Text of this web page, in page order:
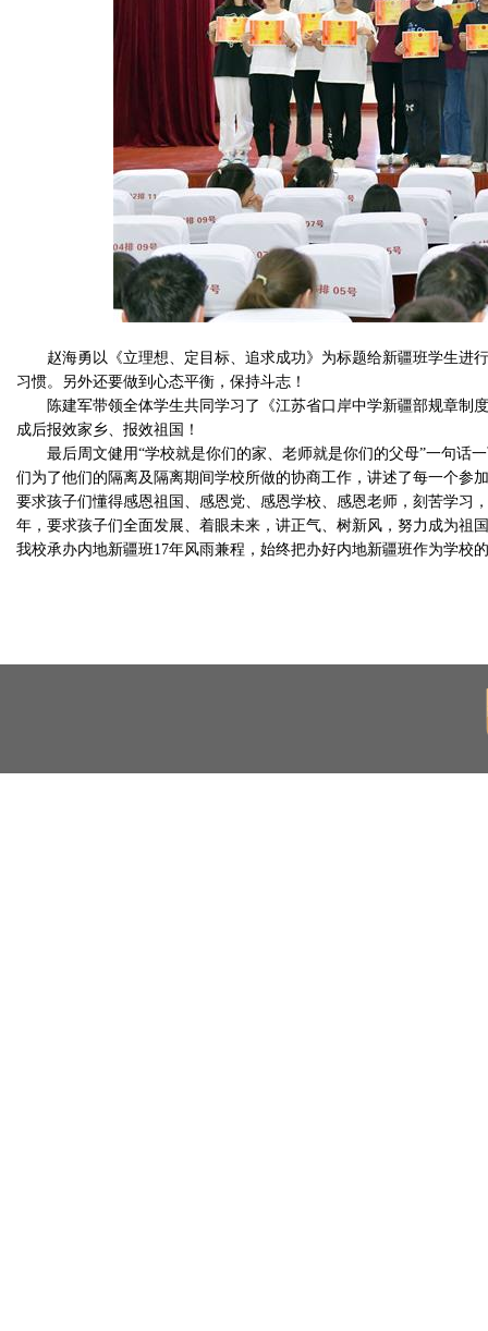
赵海勇以《立理想、定目标、追求成功》为标题给新疆班学生进
习惯。另外还要做到心态平衡，保持斗志！
陈建军带领全体学生共同学习了《江苏省口岸中学新疆部规章
成后报效家乡、报效祖国！
最后周文健用“学校就是你们的家、老师就是你们的父母”一句话
们为了他们的隔离及隔离期间学校所做的协商工作，讲述了每一个参
要求孩子们懂得感恩祖国、感恩党、感恩学校、感恩老师，刻苦学习
年，要求孩子们全面发展、着眼未来，讲正气、树新风，努力成为祖
我校承办内地新疆班17年风雨兼程，始终把办好内地新疆班作为学校